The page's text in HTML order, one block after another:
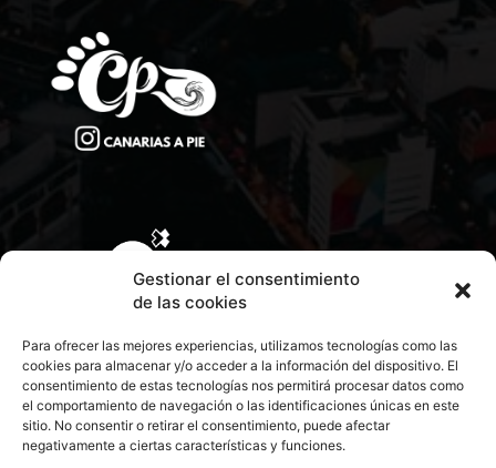
Gestionar el consentimiento
de las cookies
Para ofrecer las mejores experiencias, utilizamos tecnologías como las
cookies para almacenar y/o acceder a la información del dispositivo. El
consentimiento de estas tecnologías nos permitirá procesar datos como
el comportamiento de navegación o las identificaciones únicas en este
sitio. No consentir o retirar el consentimiento, puede afectar
negativamente a ciertas características y funciones.
CONTACTA CON NOSOTROS